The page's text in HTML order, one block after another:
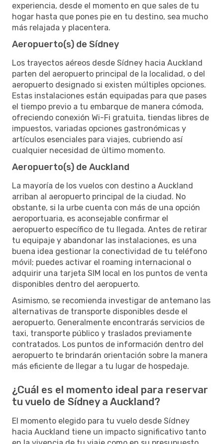
experiencia, desde el momento en que sales de tu
hogar hasta que pones pie en tu destino, sea mucho
más relajada y placentera.
Aeropuerto(s) de Sídney
Los trayectos aéreos desde Sídney hacia Auckland
parten del aeropuerto principal de la localidad, o del
aeropuerto designado si existen múltiples opciones.
Estas instalaciones están equipadas para que pases
el tiempo previo a tu embarque de manera cómoda,
ofreciendo conexión Wi-Fi gratuita, tiendas libres de
impuestos, variadas opciones gastronómicas y
artículos esenciales para viajes, cubriendo así
cualquier necesidad de último momento.
Aeropuerto(s) de Auckland
La mayoría de los vuelos con destino a Auckland
arriban al aeropuerto principal de la ciudad. No
obstante, si la urbe cuenta con más de una opción
aeroportuaria, es aconsejable confirmar el
aeropuerto específico de tu llegada. Antes de retirar
tu equipaje y abandonar las instalaciones, es una
buena idea gestionar la conectividad de tu teléfono
móvil; puedes activar el roaming internacional o
adquirir una tarjeta SIM local en los puntos de venta
disponibles dentro del aeropuerto.
Asimismo, se recomienda investigar de antemano las
alternativas de transporte disponibles desde el
aeropuerto. Generalmente encontrarás servicios de
taxi, transporte público y traslados previamente
contratados. Los puntos de información dentro del
aeropuerto te brindarán orientación sobre la manera
más eficiente de llegar a tu lugar de hospedaje.
¿Cuál es el momento ideal para reservar
tu vuelo de Sídney a Auckland?
El momento elegido para tu vuelo desde Sídney
hacia Auckland tiene un impacto significativo tanto